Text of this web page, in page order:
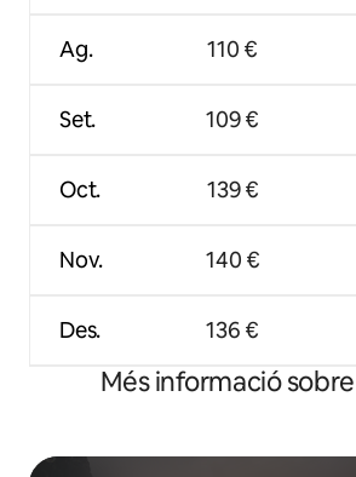
Ag.
Set.
Oct.
Nov.
Des.
110 €
109 €
139 €
140 €
136 €
Més informació